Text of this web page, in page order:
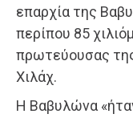
επαρχία της
περίπου 85
πρωτεύουσας
Χιλάχ.
Η Βαβυλώνα